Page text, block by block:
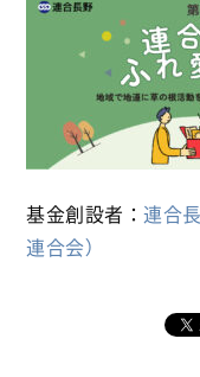
基金創設者：連合
連合会）